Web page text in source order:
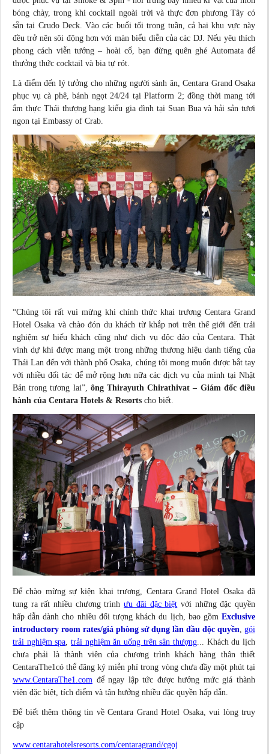
bóng chày, trong khi cocktail ngoài trời và thực đơn phương Tây có
sẵn tại Crudo Deck. Vào các buổi tối trong tuần, cả hai khu vực này
đều trở nên sôi động hơn với màn biểu diễn của các DJ. Nếu yêu thích
phong cách viễn tưởng – hoài cổ, bạn đừng quên ghé Automata để
thưởng thức cocktail và bia tự rót.
Là điểm đến lý tưởng cho những người sành ăn, Centara Grand Osaka
phục vụ cà phê, bánh ngọt 24/24 tại Platform 2; đồng thời mang tới
ẩm thực Thái thượng hạng kiểu gia đình tại Suan Bua và hải sản tươi
ngon tại Embassy of Crab.
“Chúng tôi rất vui mừng khi chính thức khai trương Centara Grand
Hotel Osaka và chào đón du khách từ khắp nơi trên thế giới đến trải
nghiệm sự hiếu khách cũng như dịch vụ độc đáo của Centara. Thật
vinh dự khi được mang một trong những thương hiệu danh tiếng của
Thái Lan đến với thành phố Osaka, chúng tôi mong muốn được bắt tay
với nhiều đối tác để mở rộng hơn nữa các dịch vụ của mình tại Nhật
Bản trong tương lai”, ông Thirayuth Chirathivat – Giám đốc điều
hành của Centara Hotels & Resorts cho biết.
Để chào mừng sự kiện khai trương, Centara Grand Hotel Osaka đã
tung ra rất nhiều chương trìnhưu đãi đặc biệt với những đặc quyền
hấp dẫn dành cho nhiều đối tượng khách du lịch, bao gồm Exclusive
introductory room rates/giá phòng sử dụng lần đầu độc quyền gói
trải nghiệm spa ,trải nghiệm ăn uống trên sân thượng ... Khách du lịch
chưa phải là thành viên của chương trình khách hàng thân thiết
CentaraThe1có thể đăng ký miễn phí trong vòng chưa đầy một phút tại
www.CentaraThe1.com để ngay lập tức được hưởng mức giá thành
viên đặc biệt, tích điểm và tận hưởng nhiều đặc quyền hấp dẫn.
Để biết thêm thông tin về Centara Grand Hotel Osaka, vui lòng truy
cập
www.centarahotelsresorts.com/centaragrand/cgoj